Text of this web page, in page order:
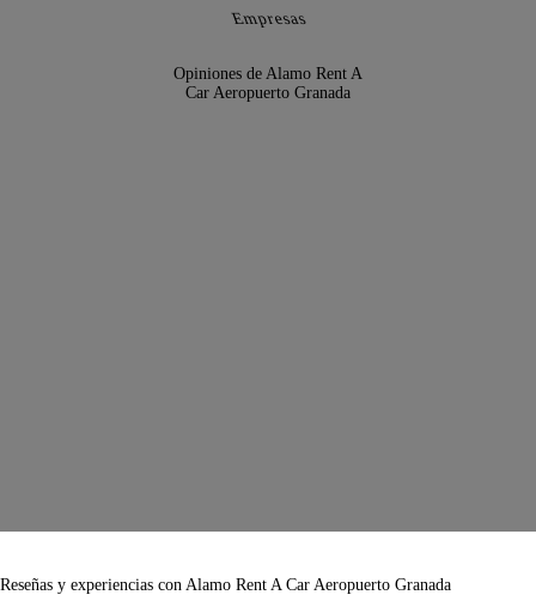
Empresas
Opiniones de Alamo Rent A
Car Aeropuerto Granada
Reseñas y experiencias con Alamo Rent A Car Aeropuerto Granada